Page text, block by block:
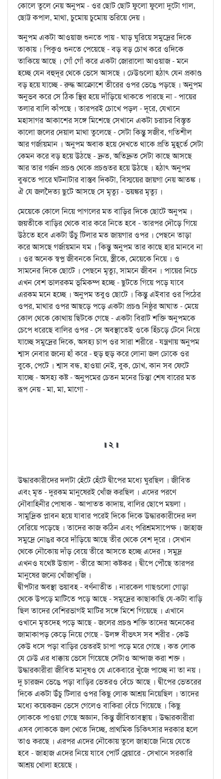
কোলে তুলে নেয় অনুপম - ওর ছোট ছোট ফুলো ফুলো দুটো গাল,
ছোট্ট কপাল, মাথা, চুমোয় চুমোয় ভরিয়ে দেয় ।
অনুপম একটা আওয়াজ শুনতে পায় - ঘাড় ঘুরিয়ে সমুদ্রের দিকে
তাকায় । পিকুও শুনতে পেয়েছে - বড় বড় চোখ করে ওদিকে
তাকিয়ে আছে । গোঁ গোঁ করে একটা জোরালো আওয়াজ - মনে
হচ্ছে যেন বহুদূর থেকে ভেসে আসছে । ঢেউগুলো হঠাৎ যেন প্রকাণ্ড
বড় হয়ে যাচ্ছে - রুদ্ধ আক্রোশে তীরের ওপর ভেঙে পড়ছে । অনুপম
অনুভব করে সে ঠিক স্থির হয়ে দাঁড়িয়ে থাকতে পারছে না - পায়ের
তলার বালি কাঁপছে । তারপরই চোখে পড়ল - দূরে, যেখানে
মহাসাগর আকাশের সঙ্গে মিশেছে সেখানে একটা চরাচর বিস্তৃত
কালো জলের দেয়াল মাথা তুলেছে - সেটা কিন্তু সজীব, গতিশীল
আর গর্জায়মান । অনুপম অবাক হয়ে দেখতে থাকে প্রতি মুহূর্তে সেটা
কেমন করে বড় হয়ে উঠছে - দ্রুত, অতিদ্রুত সেটা কাছে আসছে
আর তার গর্জন প্রচণ্ড থেকে প্রচণ্ডতর হয়ে উঠছে । হঠাৎ অনুপম
বুঝতে পারে ঘটনাটার বাস্তব দিকটা, বিস্ময়ের জায়গা নেয় আতঙ্ক ।
ঐ যে জলদৈত্য ছুটে আসছে সে মৃত্যু - ভয়ঙ্কর মৃত্যু ।
মেয়েকে কোলে নিয়ে পাগলের মত বাড়ির দিকে ছোটে অনুপম ।
জয়তীকে বাড়ির থেকে বার করে নিতে হবে - তারপর দৌড়ে গিয়ে
উঠতে হবে একটা উঁচু টিলার মত জায়গার ওপর । পেছনে তাড়া
করে আসছে গর্জায়মান যম । কিন্তু অনুপম তার কাছে হার মানবে না
। ওর অনেক স্বপ্ন জীবনকে নিয়ে, স্ত্রীকে, মেয়েকে নিয়ে । ও
সামনের দিকে ছোটে । পেছনে মৃত্যু, সামনে জীবন । পায়ের নিচে
এখন বেশ ভালরকম ভূমিকম্প হচ্ছে - ছুটতে গিয়ে পড়ে যাবে
এরকম মনে হচ্ছে । অনুপম তবুও ছোটে । কিন্তু এইবার ওর পিঠের
ওপর, মাথার ওপর আছড়ে পড়ে একটা প্রচণ্ড নিষ্ঠুর আঘাত - মেয়ে
কোল থেকে কোথায় ছিটকে গেছে - একটা বিরাট শক্তি অনুপমকে
চেপে ধরেছে বালির ওপর - সে অবস্থাতেই ওকে হিঁচড়ে টেনে নিয়ে
যাচ্ছে সমুদ্রের দিকে, অসহ্য চাপ ওর সারা শরীরে - যন্ত্রণায় অনুপম
শ্বাস নেবার জন্যে হাঁ করে - হুড় হুড় করে লোনা জল ঢোকে ওর
বুকে, পেটে । শ্বাস বন্ধ, হাওয়া নেই, বুক, চোখ, কান সব ফেটে
যাচ্ছে - অসহ্য কষ্ট - অনুপমের চেতন মনের চিন্তা শেষ বারের মত
রূপ নেয় - মা, মা, মাগো -
॥ ২ ॥
উদ্ধারকারীদের দলটা হেঁটে হেঁটে দ্বীপের মধ্যে ঘুরছিল । জীবিত
এবং মৃত - দুরকম মানুষেরই খোঁজ করছিল । এদের পরণে
নৌবাহিনীর পোষাক - আপাতত কাদায়, বালির ছোপে ময়লা ।
সামুদ্রিক প্লাবন হয়ে যাবার পরেই দিকে দিকে উদ্ধারকারীদের দল
বেরিয়ে পড়েছে । তাদের কাজ কঠিন এবং পরিশ্রমসাপেক্ষ । জাহাজ
সমুদ্রে নোঙর করে দাঁড়িয়ে আছে তীর থেকে বেশ দূরে । সেখান
থেকে নৌকোয় দাঁড় বেয়ে তীরে আসতে হচ্ছে এদের । সমুদ্র
এখনও যথেষ্ট উত্তাল - তীরে আসা কষ্টকর । দ্বীপে পৌঁছে তারপর
মানুষের জন্যে খোঁজাখুজি ।
দ্বীপটার অবস্থা ভয়াবহ - বর্ণনাতীত । নারকেল গাছগুলো গোড়া
থেকে উপড়ে মাটিতে পড়ে আছে - সমুদ্রের কাছাকাছি যে-কটা বাড়ি
ছিল তাদের বেশিরভাগই মাটির সঙ্গে মিশে গিয়েছে । এখানে
ওখানে মৃতদেহ পড়ে আছে - জলের প্রচণ্ড শক্তি তাদের অনেকের
জামাকাপড় কেড়ে নিয়ে গেছে - উলঙ্গ বীভত্স সব শরীর - কেউ
কেউ ধসে পড়া বাড়ির ভেতরই চাপা পড়ে মরে গেছে । কত লোক
যে ঢেউ এর ধাক্কায় ভেসে গিয়েছে সেটাও আন্দাজ করা শক্ত ।
উদ্ধারকারীরা জীবিত মানুষও যে একেবারে খুঁজে পাচ্ছে না তা নয় ।
দু চারজন ভেঙে পড়া বাড়ির ভেতরও বেঁচে আছে । দ্বীপের ভেতরের
দিকে একটা উঁচু টিলার ওপর কিছু লোক আশ্রয় নিয়েছিল । তাদের
মধ্যে কয়েকজন ভেসে গেলেও বাকিরা বেঁচে গিয়েছে । কিছু
লোককে পাওয়া গেছে অজ্ঞান, কিন্তু জীবিতাবস্থায় । উদ্ধারকারীরা
এসব লোককে জল খেতে দিচ্ছে, প্রাথমিক চিকিত্সার দরকার হলে
তাও করছে । এরপর এদের নৌকোয় তুলে জাহাজে নিয়ে যেতে
হবে - জাহাজ এদের নিয়ে যাবে পোর্ট ব্লেয়ারে - সেখানে সরকারি
আশ্রয় খোলা হয়েছে ।